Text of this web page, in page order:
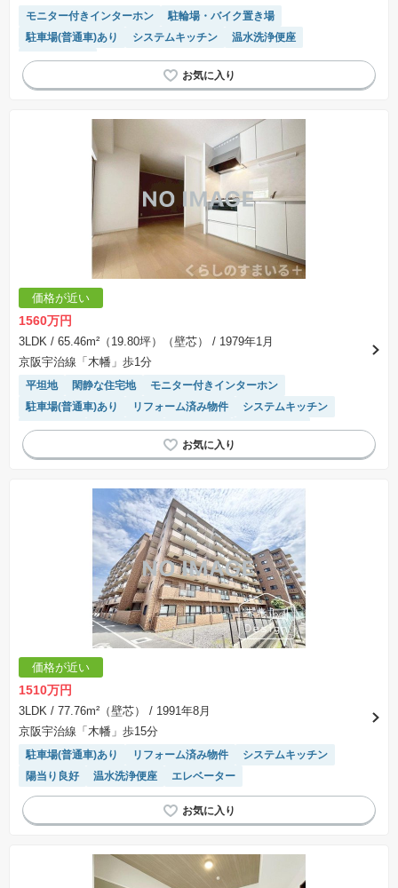
場合があります。
モニター付きインターホン
駐輪場・バイク置き場
駐車場(普通車)あり
システムキッチン
温水洗浄便座
エレベーター
価格が近い
1560万円
3LDK / 65.46m²（19.80坪）（壁芯）
/ 1979年1月
京阪宇治線「木幡」歩1分
平坦地 閑静な住宅地
モニター付きインターホン
駐車場(普通車)あり
リフォーム済み物件
システムキッチン
陽当り良好
温水洗浄便座 ペット相談 エレベーター
価格が近い
1510万円
3LDK / 77.76m²（壁芯）
/ 1991年8月
京阪宇治線「木幡」歩15分
駐車場(普通車)あり リフォーム済み物件
システムキッチン
陽当り良好
温水洗浄便座 エレベーター